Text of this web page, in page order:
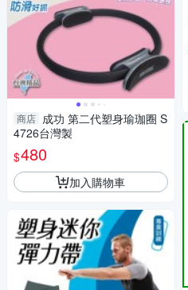
商店 成功 第二代塑身瑜珈圈 S
4726台灣製
$480
加入購物車